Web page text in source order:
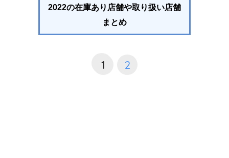
2022の在庫あり店舗や取り扱い店舗
まとめ
1 2